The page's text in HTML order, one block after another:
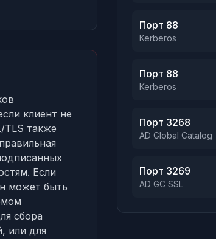
клиент не
TLS также
Если
может быть
сбора
или для
Порт 88
Kerberos
Порт 88
Kerberos
Порт 3268
AD Global Catalog
Порт 3269
AD GC SSL